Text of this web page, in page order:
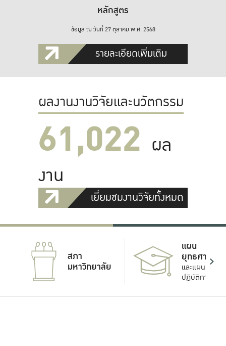
หลักสูตร
ข้อมูล ณ วันที่ 27 ตุลาคม พ.ศ. 2568
รายละเอียดเพิ่มเติม
ผลงานงานวิจัยและนวัตกรรม
61,022 ผล
งาน
เยี่ยมชมงานวิจัยทั้งหมด
สภา
มหาวิทยาลัย
แผน
ยุทธศาสตร์
และแผน
ปฏิบัติการ